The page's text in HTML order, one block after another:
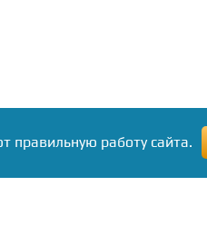
правильную работу сайта.